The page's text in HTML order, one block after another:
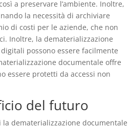
a preservare l’ambiente. Inoltre,
la necessità di archiviare
di costi per le aziende, che non
Inoltre, la dematerializzazione
possono essere facilmente
documentale offre
essere protetti da accessi non
del futuro
dematerializzazione documentale